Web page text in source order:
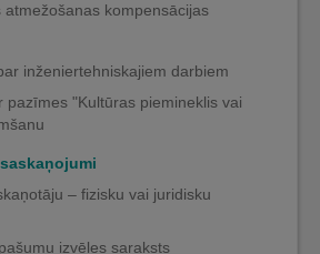
atmežošanas kompensācijas
inženiertehniskajiem darbiem
pazīmes "Kultūras piemineklis vai
– fizisku vai juridisku
izvēles saraksts